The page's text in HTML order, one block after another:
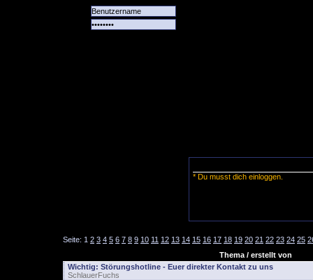
* Du musst dich einloggen.
Seite: 1 2 3 4 5 6 7 8 9 10 11 12 13 14 15 16 17 18 19 20 21 22 23 24 25
Thema / erstellt von
Wichtig: Störungshotline - Euer direkter Kontakt zu uns
SchlauerFuchs